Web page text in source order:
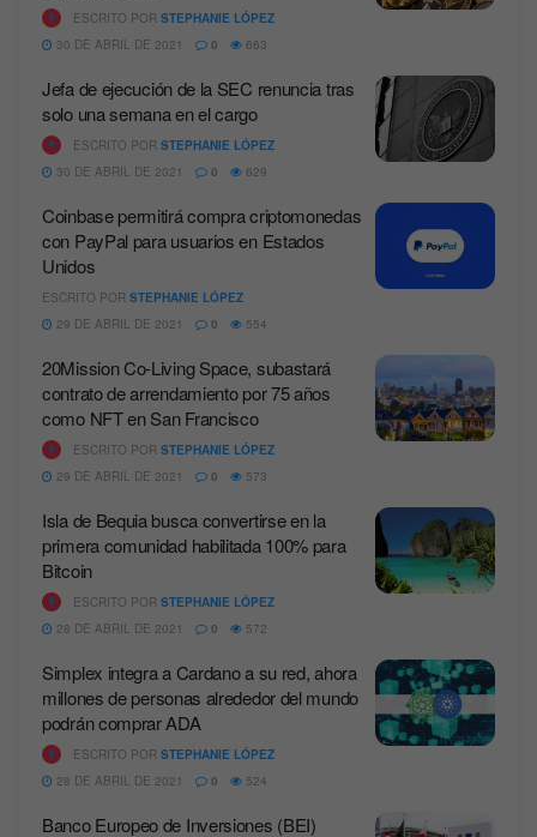
ESCRITO POR STEPHANIE LÓPEZ
30 DE ABRIL DE 2021
0 663
Jefa de ejecución de la SEC renuncia tras
solo una semana en el cargo
ESCRITO POR STEPHANIE LÓPEZ
30 DE ABRIL DE 2021
0 629
Coinbase permitirá compra criptomonedas
con PayPal para usuarios en Estados
Unidos
ESCRITO POR STEPHANIE LÓPEZ
29 DE ABRIL DE 2021
0 554
20Mission Co-Living Space, subastará
contrato de arrendamiento por 75 años
como NFT en San Francisco
ESCRITO POR STEPHANIE LÓPEZ
29 DE ABRIL DE 2021
0 573
Isla de Bequia busca convertirse en la
primera comunidad habilitada 100% para
Bitcoin
ESCRITO POR STEPHANIE LÓPEZ
28 DE ABRIL DE 2021
0 572
Simplex integra a Cardano a su red, ahora
millones de personas alrededor del mundo
podrán comprar ADA
ESCRITO POR STEPHANIE LÓPEZ
28 DE ABRIL DE 2021
0 524
Banco Europeo de Inversiones (BEI)